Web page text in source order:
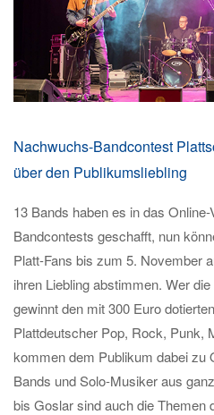
Nachwuchs-Bandcontest
über den Publikumsliebling
13 Bands haben es in das
Bandcontests geschafft, nun
Platt-Fans bis zum 5. November
ihren Liebling abstimmen. Wer
gewinnt den mit 300 Euro
Plattdeutscher Pop, Rock, Punk,
kommen dem Publikum dabei zu
Bands und Solo-Musiker aus
bis Goslar sind auch die Themen